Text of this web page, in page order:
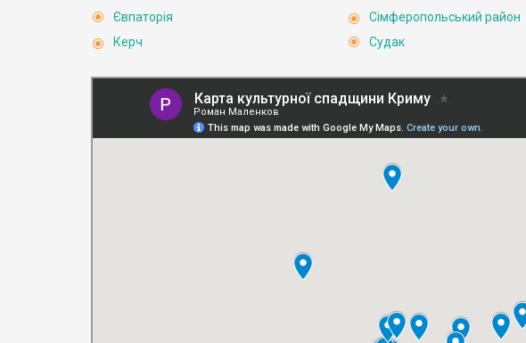
Євпаторія
Керч
Сімферопольський район
Судак